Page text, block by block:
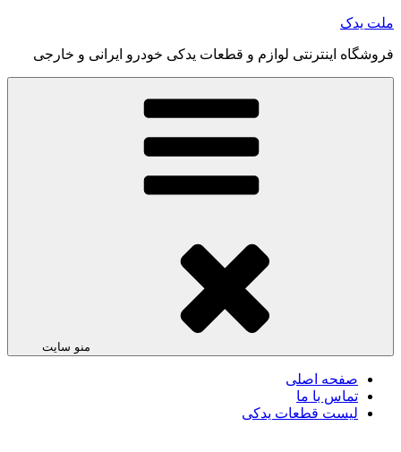
رفتن
محتوا
ملت یدک
فروشگاه اینترنتی لوازم و قطعات یدکی خودرو ایرانی و خارجی
منو سایت
صفحه اصلی
تماس با ما
لیست قطعات یدکی